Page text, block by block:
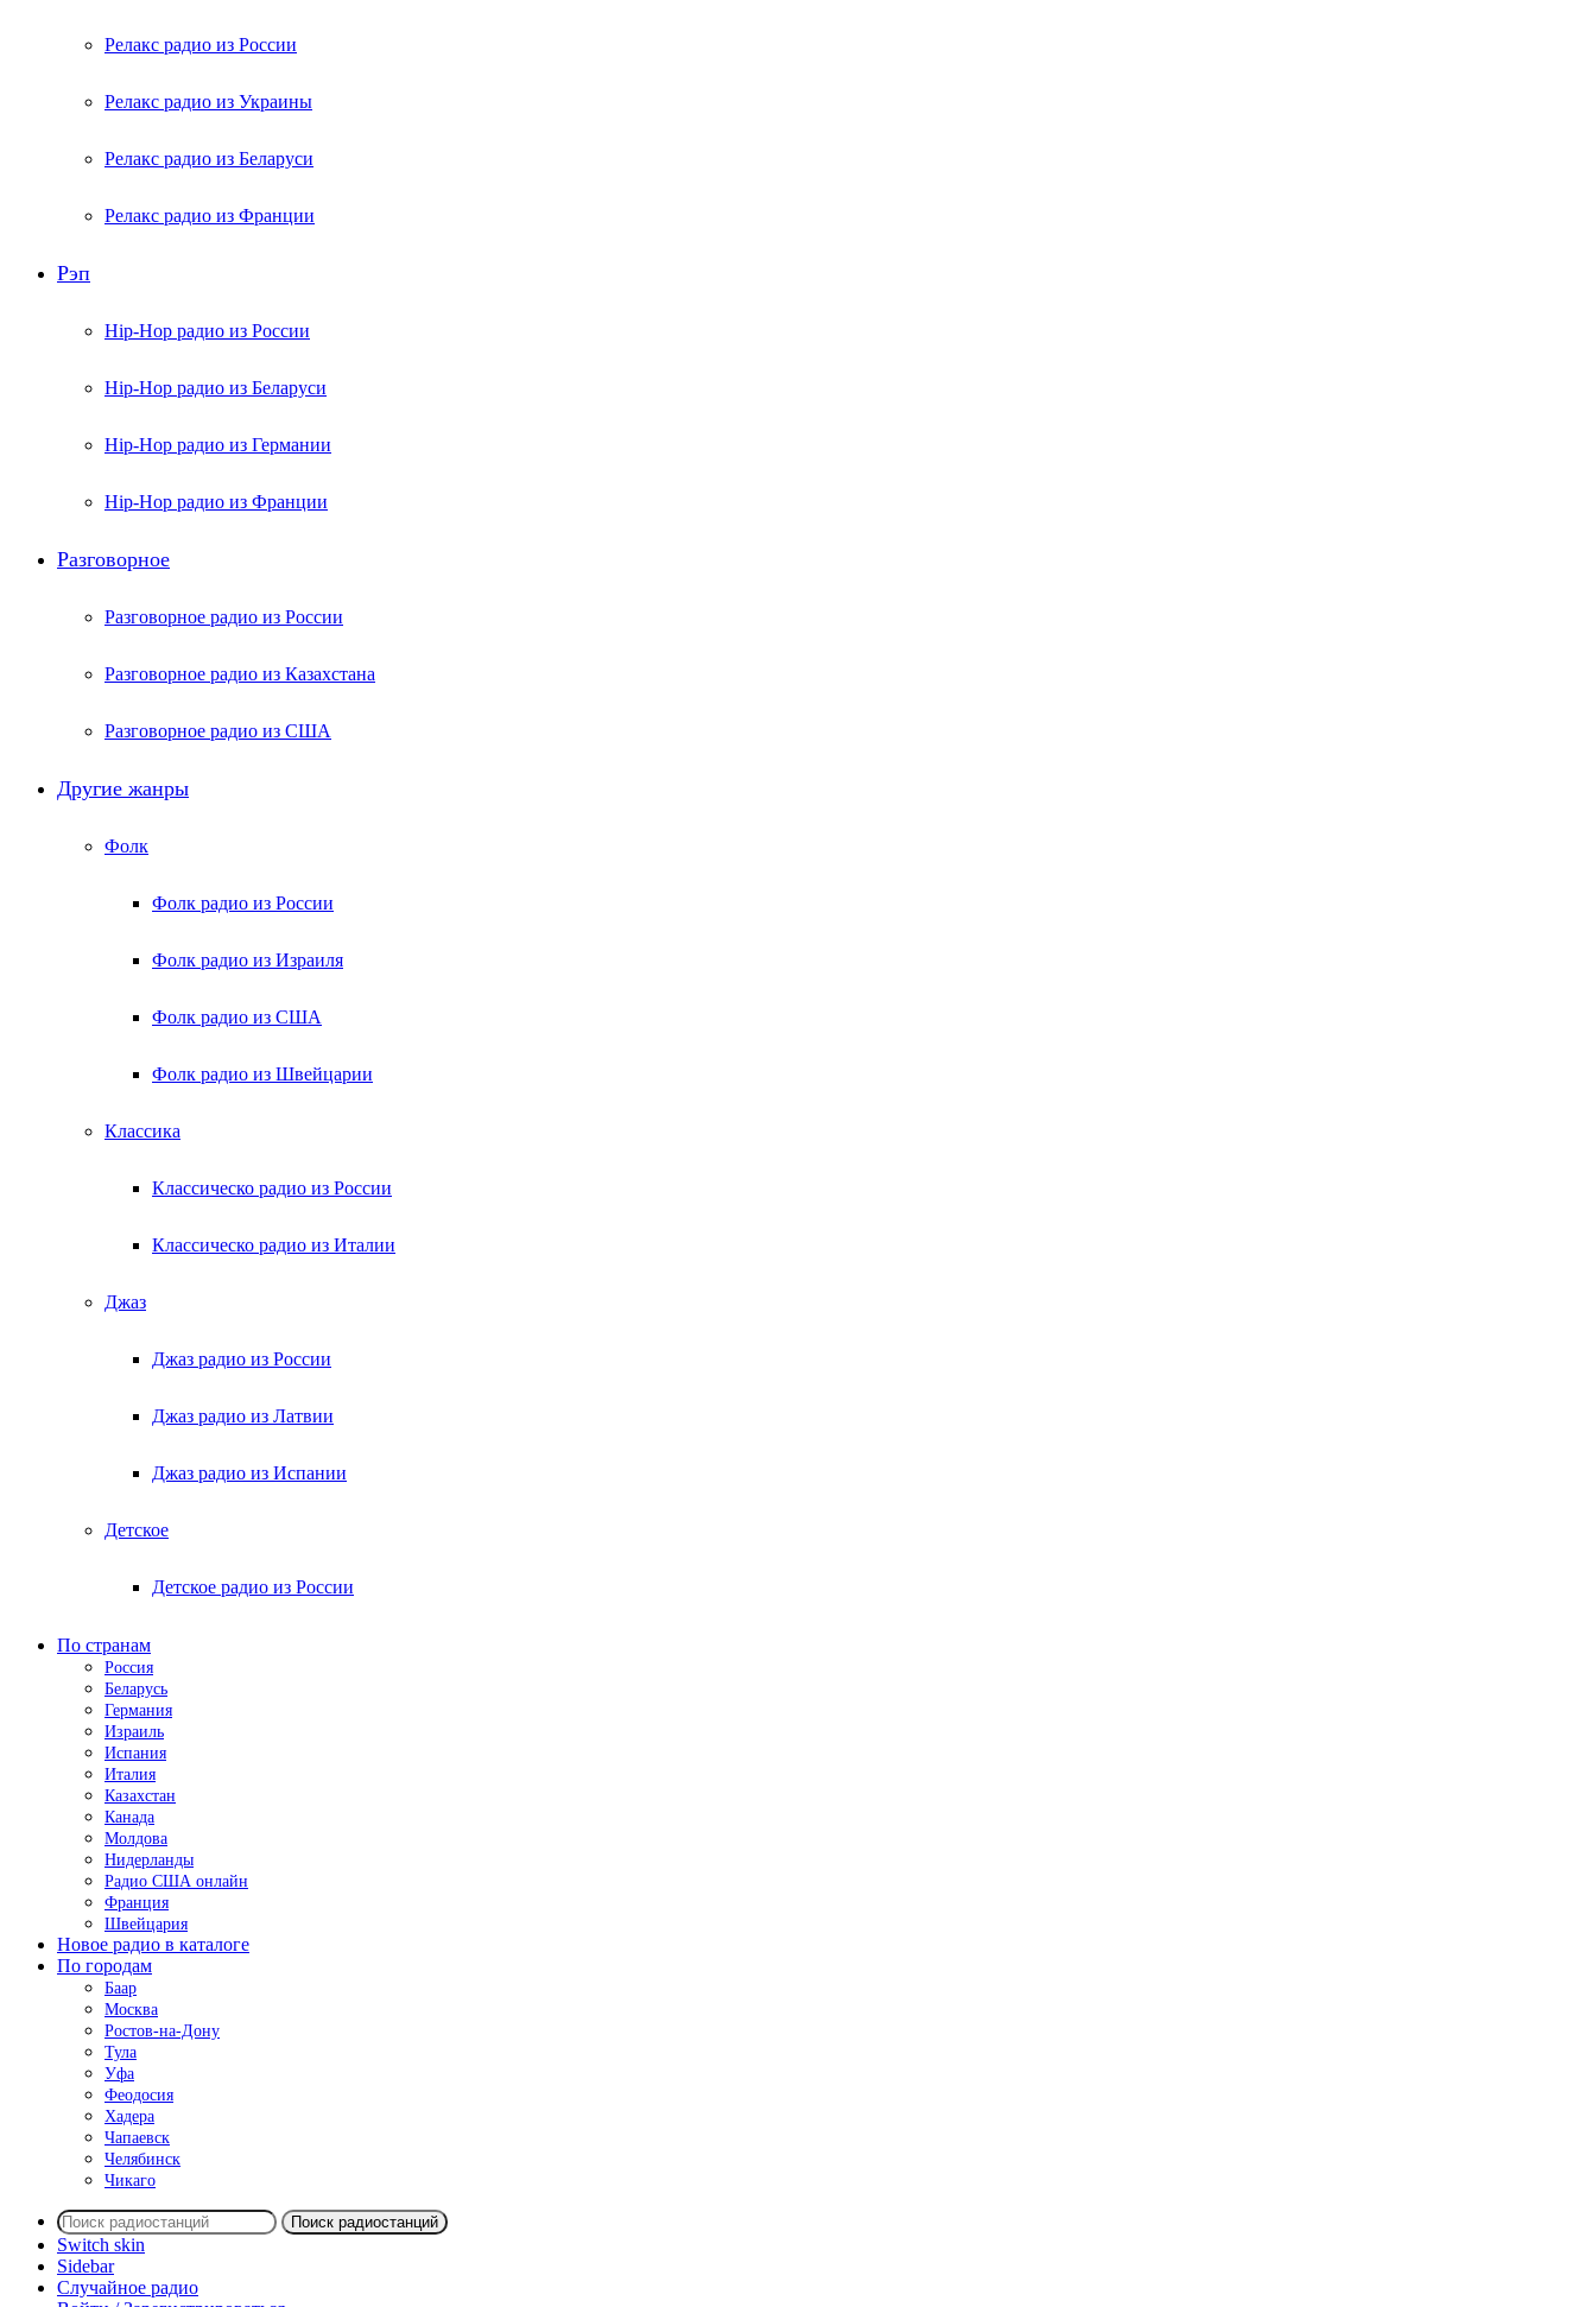
Релакс радио из России
Релакс радио из Украины
Релакс радио из Беларуси
Релакс радио из Франции
Рэп
Hip-Hop радио из России
Hip-Hop радио из Беларуси
Hip-Hop радио из Германии
Hip-Hop радио из Франции
Разговорное
Разговорное радио из России
Разговорное радио из Казахстана
Разговорное радио из США
Другие жанры
Фолк
Фолк радио из России
Фолк радио из Израиля
Фолк радио из США
Фолк радио из Швейцарии
Классика
Классическо радио из России
Классическо радио из Италии
Джаз
Джаз радио из России
Джаз радио из Латвии
Джаз радио из Испании
Детское
Детское радио из России
По странам
Россия
Беларусь
Германия
Израиль
Испания
Италия
Казахстан
Канада
Молдова
Нидерланды
Радио США онлайн
Франция
Швейцария
Новое радио в каталоге
По городам
Баар
Москва
Ростов-на-Дону
Тула
Уфа
Феодосия
Хадера
Чапаевск
Челябинск
Чикаго
Поиск радиостанций
Switch skin
Sidebar
Случайное радио